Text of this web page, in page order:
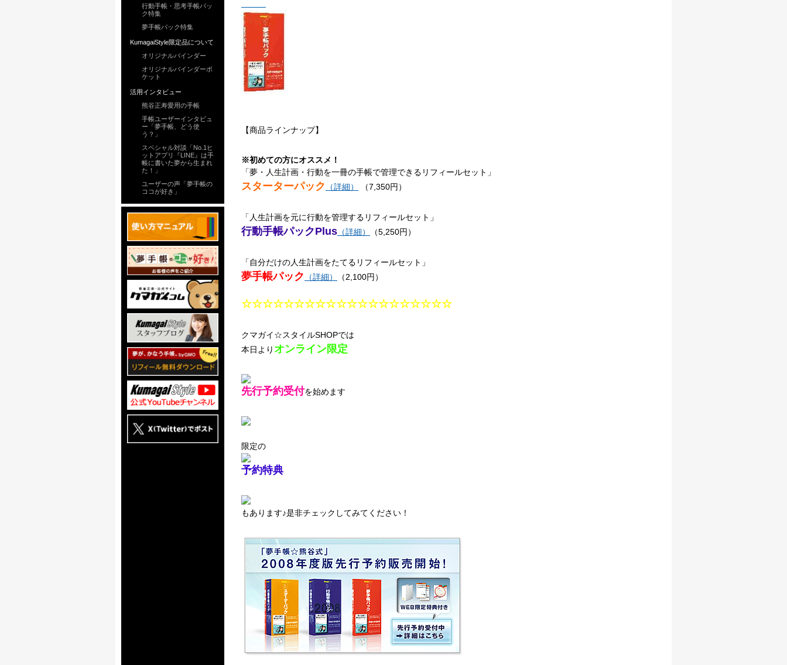
行動手帳・思考手帳パッ
ク特集
夢手帳パック特集
KumagaiStyle限定品について
オリジナルバインダー
オリジナルバインダーポ
ケット
活用インタビュー
熊谷正寿愛用の手帳
手帳ユーザーインタビュ
ー「夢手帳、どう使
う？」
スペシャル対談「No.1ヒ
ットアプリ『LINE』は手
帳に書いた夢から生まれ
た！」
ユーザーの声「夢手帳の
ココが好き」
【商品ラインナップ】
※初めての方にオススメ！
「夢・人生計画・行動を一冊の手帳で管理できるリフィールセット」
スターターパック （詳細） （7,350円）
「人生計画を元に行動を管理するリフィールセット」
行動手帳パックPlus （詳細） （5,250円）
「自分だけの人生計画をたてるリフィールセット」
夢手帳パック （詳細） （2,100円）
☆☆☆☆☆☆☆☆☆☆☆☆☆☆☆☆☆☆☆☆
クマガイ☆スタイルSHOPでは
本日より オンライン限定
先行予約受付を始めます
限定の
予約特典
もあります♪是非チェックしてみてください！